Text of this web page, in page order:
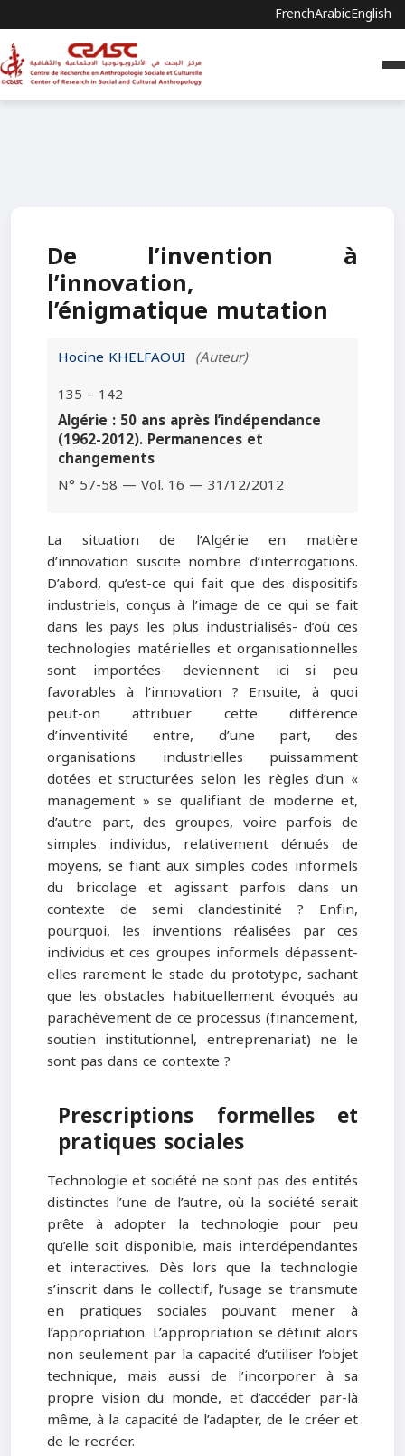
FrenchArabicEnglish
De l’invention à
l’innovation,
l’énigmatique mutation
Hocine KHELFAOUI (Auteur)
135 – 142
Algérie : 50 ans après l’indépendance
(1962-2012). Permanences et
changements
N° 57-58 — Vol. 16 — 31/12/2012
La situation de l’Algérie en matière
d’innovation suscite nombre d’interrogations.
D’abord, qu’est-ce qui fait que des dispositifs
industriels, conçus à l’image de ce qui se fait
dans les pays les plus industrialisés- d’où ces
technologies matérielles et organisationnelles
sont importées- deviennent ici si peu
favorables à l’innovation ? Ensuite, à quoi
peut-on attribuer cette différence
d’inventivité entre, d’une part, des
organisations industrielles puissamment
dotées et structurées selon les règles d’un «
management » se qualifiant de moderne et,
d’autre part, des groupes, voire parfois de
simples individus, relativement dénués de
moyens, se fiant aux simples codes informels
du bricolage et agissant parfois dans un
contexte de semi clandestinité ? Enfin,
pourquoi, les inventions réalisées par ces
individus et ces groupes informels dépassent-
elles rarement le stade du prototype, sachant
que les obstacles habituellement évoqués au
parachèvement de ce processus (financement,
soutien institutionnel, entreprenariat) ne le
sont pas dans ce contexte ?
Prescriptions formelles et
pratiques sociales
Technologie et société ne sont pas des entités
distinctes l’une de l’autre, où la société serait
prête à adopter la technologie pour peu
qu’elle soit disponible, mais interdépendantes
et interactives. Dès lors que la technologie
s’inscrit dans le collectif, l’usage se transmute
en pratiques sociales pouvant mener à
l’appropriation. L’appropriation se définit alors
non seulement par la capacité d’utiliser l’objet
technique, mais aussi de l’incorporer à sa
propre vision du monde, et d’accéder par-là
même, à la capacité de l’adapter, de le créer et
de le recréer.